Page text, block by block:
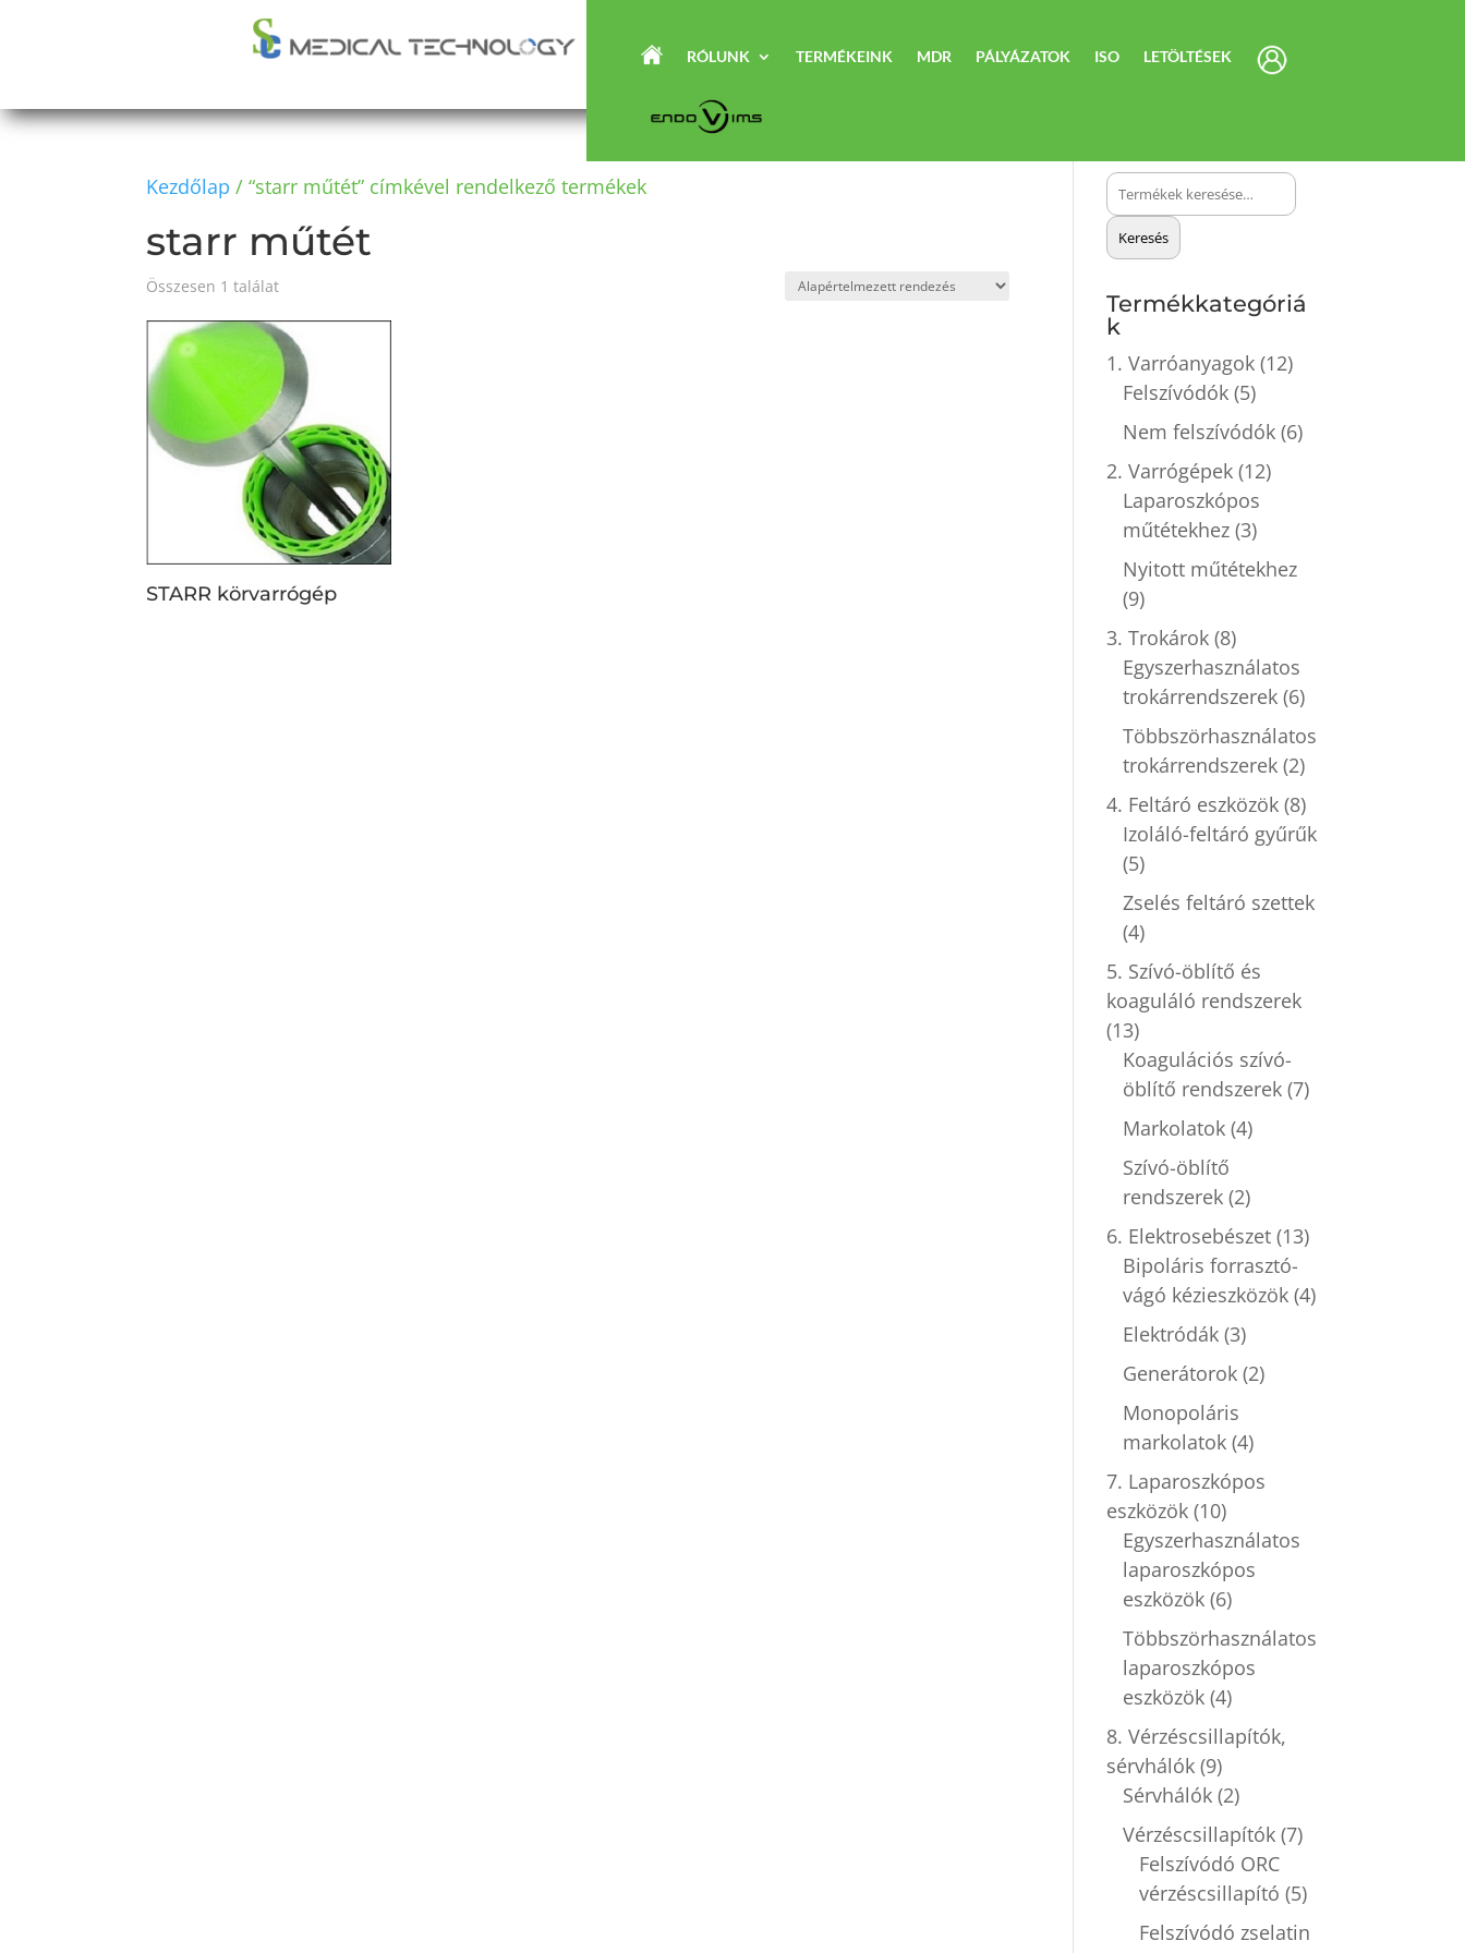
RÓLUNK TERMÉKEINK MDR PÁLYÁZATOK ISO LETÖLTÉSEK
Kezdőlap / “starr műtét” címkével rendelkező termékek
starr műtét
Összesen 1 találat
STARR körvarrógép
Keresés
a
következőre:
Keresés
Termékkategóriá
k
1. Varróanyagok (12)
Felszívódók (5)
Nem felszívódók (6)
2. Varrógépek (12)
Laparoszkópos
műtétekhez (3)
Nyitott műtétekhez
(9)
3. Trokárok (8)
Egyszerhasználatos
trokárrendszerek (6)
Többszörhasználatos
trokárrendszerek (2)
4. Feltáró eszközök (8)
Izoláló-feltáró gyűrűk
(5)
Zselés feltáró szettek
(4)
5. Szívó-öblítő és
koaguláló rendszerek
(13)
Koagulációs szívó-
öblítő rendszerek (7)
Markolatok (4)
Szívó-öblítő
rendszerek (2)
6. Elektrosebészet (13)
Bipoláris forrasztó-
vágó kézieszközök (4)
Elektródák (3)
Generátorok (2)
Monopoláris
markolatok (4)
7. Laparoszkópos
eszközök (10)
Egyszerhasználatos
laparoszkópos
eszközök (6)
Többszörhasználatos
laparoszkópos
eszközök (4)
8. Vérzéscsillapítók,
sérvhálók (9)
Sérvhálók (2)
Vérzéscsillapítók (7)
Felszívódó ORC
vérzéscsillapító (5)
Felszívódó zselatin